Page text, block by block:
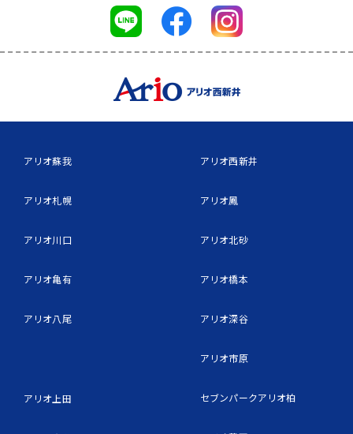
アリオ蘇我
アリオ札幌
アリオ川口
アリオ亀有
アリオ八尾
アリオ上田
アリオ西新井
アリオ鳳
アリオ北砂
アリオ橋本
アリオ深谷
アリオ市原
セブンパークアリオ柏